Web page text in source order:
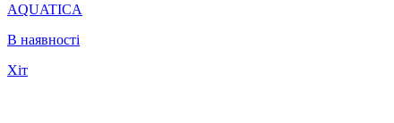
AQUATICA
В наявності
Хіт